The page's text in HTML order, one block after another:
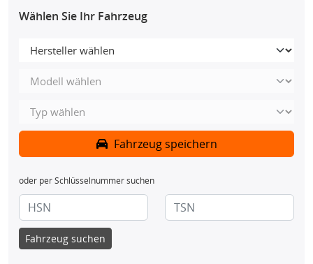
Wählen Sie Ihr Fahrzeug
Fahrzeug speichern
oder per Schlüsselnummer suchen
Fahrzeug suchen